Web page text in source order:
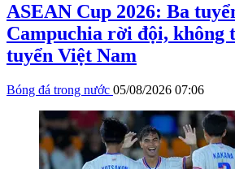
ASEAN Cup 2026: Ba
Campuchia rời đội, không
tuyển Việt Nam
Bóng đá trong nước 05/08/2026 07:06